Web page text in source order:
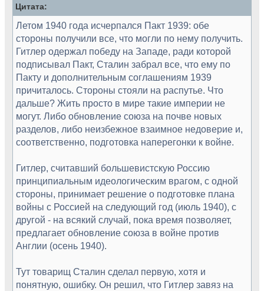
Цитата:
Летом 1940 года исчерпался Пакт 1939: обе
стороны получили все, что могли по нему получить.
Гитлер одержал победу на Западе, ради которой
подписывал Пакт, Сталин забрал все, что ему по
Пакту и дополнительным соглашениям 1939
причиталось. Стороны стояли на распутье. Что
дальше? Жить просто в мире такие империи не
могут. Либо обновление союза на почве новых
разделов, либо неизбежное взаимное недоверие и,
соответственно, подготовка наперегонки к войне.
Гитлер, считавший большевистскую Россию
принципиальным идеологическим врагом, с одной
стороны, принимает решение о подготовке плана
войны с Россией на следующий год (июль 1940), с
другой - на всякий случай, пока время позволяет,
предлагает обновление союза в войне против
Англии (осень 1940).
Тут товарищ Сталин сделал первую, хотя и
понятную, ошибку. Он решил, что Гитлер завяз на